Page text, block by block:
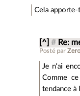
Cela
[^] # Re:
Posté par
Je n'ai
Comme
tendance à